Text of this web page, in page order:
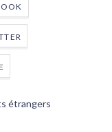
étrangers